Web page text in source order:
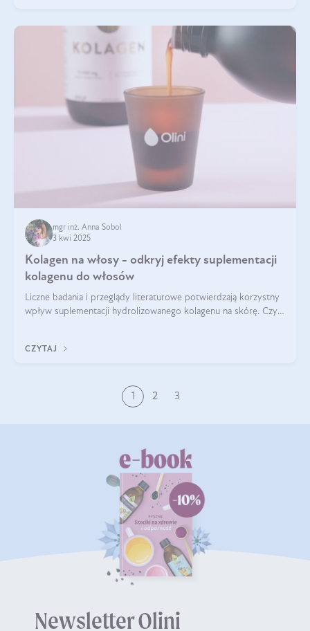
mgr inż. Anna Sobol
3 kwi 2025
Kolagen na włosy - odkryj efekty suplementacji
kolagenu do włosów
Liczne badania i przeglądy literaturowe potwierdzają korzystny
wpływ suplementacji hydrolizowanego kolagenu na skórę. Czy
CZYTAJ
1 2 3
Newsletter Olini